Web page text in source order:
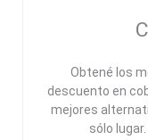
Obtené los
descuento en
mejores
sólo